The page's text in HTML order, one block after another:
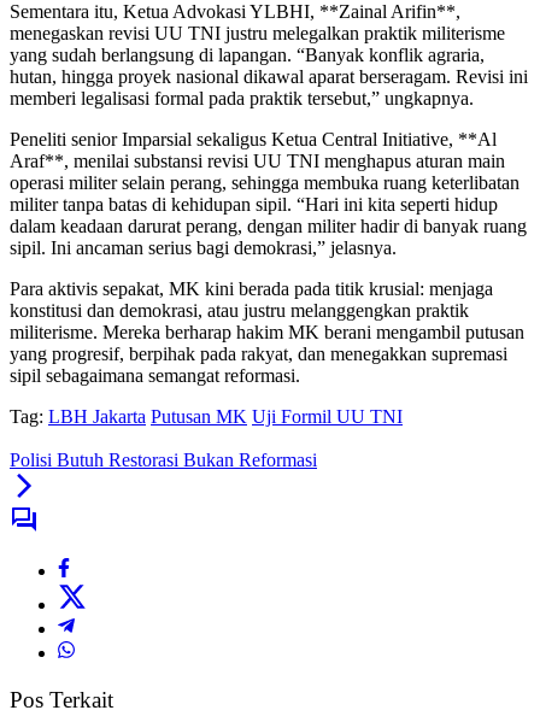
Sementara itu, Ketua Advokasi YLBHI, **Zainal Arifin**,
menegaskan revisi UU TNI justru melegalkan praktik militerisme
yang sudah berlangsung di lapangan. “Banyak konflik agraria,
hutan, hingga proyek nasional dikawal aparat berseragam. Revisi ini
memberi legalisasi formal pada praktik tersebut,” ungkapnya.
Peneliti senior Imparsial sekaligus Ketua Central Initiative, **Al
Araf**, menilai substansi revisi UU TNI menghapus aturan main
operasi militer selain perang, sehingga membuka ruang keterlibatan
militer tanpa batas di kehidupan sipil. “Hari ini kita seperti hidup
dalam keadaan darurat perang, dengan militer hadir di banyak ruang
sipil. Ini ancaman serius bagi demokrasi,” jelasnya.
Para aktivis sepakat, MK kini berada pada titik krusial: menjaga
konstitusi dan demokrasi, atau justru melanggengkan praktik
militerisme. Mereka berharap hakim MK berani mengambil putusan
yang progresif, berpihak pada rakyat, dan menegakkan supremasi
sipil sebagaimana semangat reformasi.
Tag: LBH Jakarta Putusan MK Uji Formil UU TNI
Polisi Butuh Restorasi Bukan Reformasi
Pos Terkait